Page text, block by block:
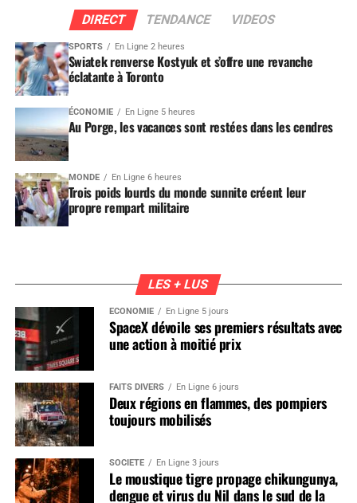
DIRECT TENDANCE VIDEOS
SPORTS En Ligne 2 heures
Swiatek renverse Kostyuk et s’offre une revanche
éclatante à Toronto
ÉCONOMIE En Ligne 5 heures
Au Porge, les vacances sont restées dans les cendres
MONDE En Ligne 6 heures
Trois poids lourds du monde sunnite créent leur
propre rempart militaire
LES + LUS
ÉCONOMIE En Ligne 5 jours
SpaceX dévoile ses premiers résultats avec
une action à moitié prix
FAITS DIVERS En Ligne 6 jours
Deux régions en flammes, des pompiers
toujours mobilisés
SOCIÉTÉ En Ligne 3 jours
Le moustique tigre propage chikungunya,
dengue et virus du Nil dans le sud de la